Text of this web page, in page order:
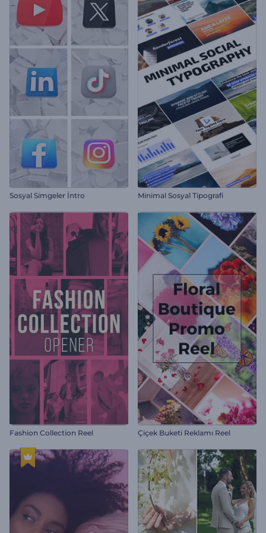
Sosyal Simgeler İntro Minimal Sosyal Tipografi
Fashion Collection Reel Çiçek Buketi Reklamı Reel